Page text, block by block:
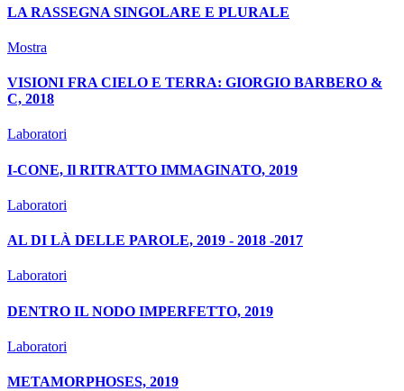
LA RASSEGNA SINGOLARE E PLURALE
Mostra
VISIONI FRA CIELO E TERRA: GIORGIO BARBERO &
C, 2018
Laboratori
I-CONE, Il RITRATTO IMMAGINATO, 2019
Laboratori
AL DI LÀ DELLE PAROLE, 2019 - 2018 -2017
Laboratori
DENTRO IL NODO IMPERFETTO, 2019
Laboratori
METAMORPHOSES, 2019